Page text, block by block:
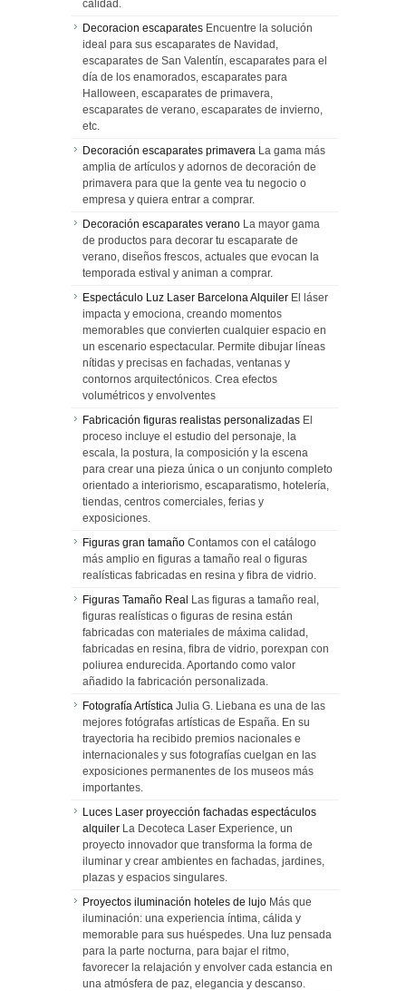
calidad.
Decoracion escaparates Encuentre la solución
ideal para sus escaparates de Navidad,
escaparates de San Valentín, escaparates para el
día de los enamorados, escaparates para
Halloween, escaparates de primavera,
escaparates de verano, escaparates de invierno,
etc.
Decoración escaparates primavera La gama más
amplia de artículos y adornos de decoración de
primavera para que la gente vea tu negocio o
empresa y quiera entrar a comprar.
Decoración escaparates verano La mayor gama
de productos para decorar tu escaparate de
verano, diseños frescos, actuales que evocan la
temporada estival y animan a comprar.
Espectáculo Luz Laser Barcelona Alquiler El láser
impacta y emociona, creando momentos
memorables que convierten cualquier espacio en
un escenario espectacular. Permite dibujar líneas
nítidas y precisas en fachadas, ventanas y
contornos arquitectónicos. Crea efectos
volumétricos y envolventes
Fabricación figuras realistas personalizadas El
proceso incluye el estudio del personaje, la
escala, la postura, la composición y la escena
para crear una pieza única o un conjunto completo
orientado a interiorismo, escaparatismo, hotelería,
tiendas, centros comerciales, ferias y
exposiciones.
Figuras gran tamaño Contamos con el catálogo
más amplio en figuras a tamaño real o figuras
realísticas fabricadas en resina y fibra de vidrio.
Figuras Tamaño Real Las figuras a tamaño real,
figuras realísticas o figuras de resina están
fabricadas con materiales de máxima calidad,
fabricadas en resina, fibra de vidrio, porexpan con
poliurea endurecida. Aportando como valor
añadido la fabricación personalizada.
Fotografía Artística Julia G. Liebana es una de las
mejores fotógrafas artísticas de España. En su
trayectoria ha recibido premios nacionales e
internacionales y sus fotografías cuelgan en las
exposiciones permanentes de los museos más
importantes.
Luces Laser proyección fachadas espectáculos
alquiler La Decoteca Laser Experience, un
proyecto innovador que transforma la forma de
iluminar y crear ambientes en fachadas, jardines,
plazas y espacios singulares.
Proyectos iluminación hoteles de lujo Más que
iluminación: una experiencia íntima, cálida y
memorable para sus huéspedes. Una luz pensada
para la parte nocturna, para bajar el ritmo,
favorecer la relajación y envolver cada estancia en
una atmósfera de paz, elegancia y descanso.